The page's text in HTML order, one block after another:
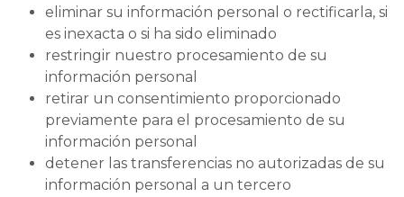
eliminar su información personal o rectificarla, si
es inexacta o si ha sido eliminado
restringir nuestro procesamiento de su
información personal
retirar un consentimiento proporcionado
previamente para el procesamiento de su
información personal
detener las transferencias no autorizadas de su
información personal a un tercero